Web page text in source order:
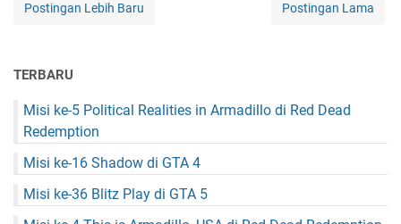
Postingan Lebih Baru Postingan Lama
TERBARU
Misi ke-5 Political Realities in Armadillo di Red Dead
Redemption
Misi ke-16 Shadow di GTA 4
Misi ke-36 Blitz Play di GTA 5